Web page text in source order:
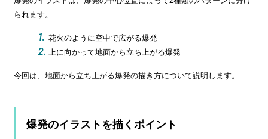
られます。
花火のように空中で広がる爆発
上に向かって地面から立ち上がる爆発
今回は、地面から立ち上がる爆発の描き方について説明します。
爆発のイラストを描くポイント